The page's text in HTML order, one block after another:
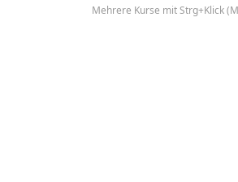
Mehrere Kurse mit Strg+Klick